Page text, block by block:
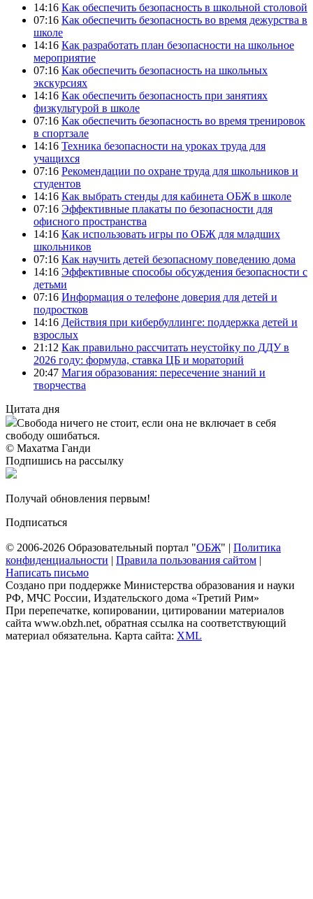
14:16 Как обеспечить безопасность в школьной столовой
07:16 Как обеспечить безопасность во время дежурства в
школе
14:16 Как разработать план безопасности на школьное
мероприятие
07:16 Как обеспечить безопасность на школьных
экскурсиях
14:16 Как обеспечить безопасность при занятиях
физкультурой в школе
07:16 Как обеспечить безопасность во время тренировок
в спортзале
14:16 Техника безопасности на уроках труда для
учащихся
07:16 Рекомендации по охране труда для школьников и
студентов
14:16 Как выбрать стенды для кабинета ОБЖ в школе
07:16 Эффективные плакаты по безопасности для
офисного пространства
14:16 Как использовать игры по ОБЖ для младших
школьников
07:16 Как научить детей безопасному поведению дома
14:16 Эффективные способы обсуждения безопасности с
детьми
07:16 Информация о телефоне доверия для детей и
подростков
14:16 Действия при кибербуллинге: поддержка детей и
взрослых
21:12 Как правильно рассчитать неустойку по ДДУ в
2026 году: формула, ставка ЦБ и мораторий
20:47 Магия образования: пересечение знаний и
творчества
Цитата дня
Свобода ничего не стоит, если она не включает в себя
свободу ошибаться.
© Махатма Ганди
Подпишись на рассылку
Получай обновления первым!
Подписаться
© 2006-2026 Образовательный портал "ОБЖ" | Политика
конфиденциальности | Правила пользования сайтом |
Написать письмо
Создано при поддержке Министерства образования и науки
РФ, МЧС России, Издательского дома «Третий Рим»
При перепечатке, копировании, цитировании материалов
сайта www.obzh.net, обратная ссылка на соответствующий
материал обязательна. Карта сайта: XML